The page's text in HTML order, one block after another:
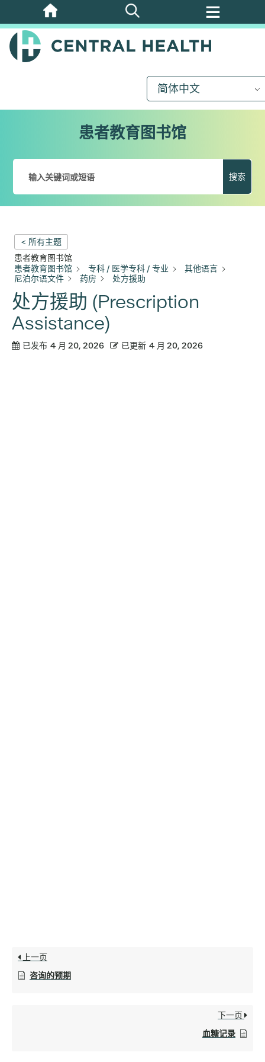
跳
至
主
简体中文
患者教育图书馆
搜索
< 所有主题
患者教育图书馆
患者教育图书馆
专科 / 医学专科 / 专业
其他语言
尼泊尔语文件
药房 处方援助
处方援助 (Prescription
Assistance)
已发布 4 月 20, 2026 已更新 4 月 20, 2026
上一页
咨询的预期
下一页
血糖记录